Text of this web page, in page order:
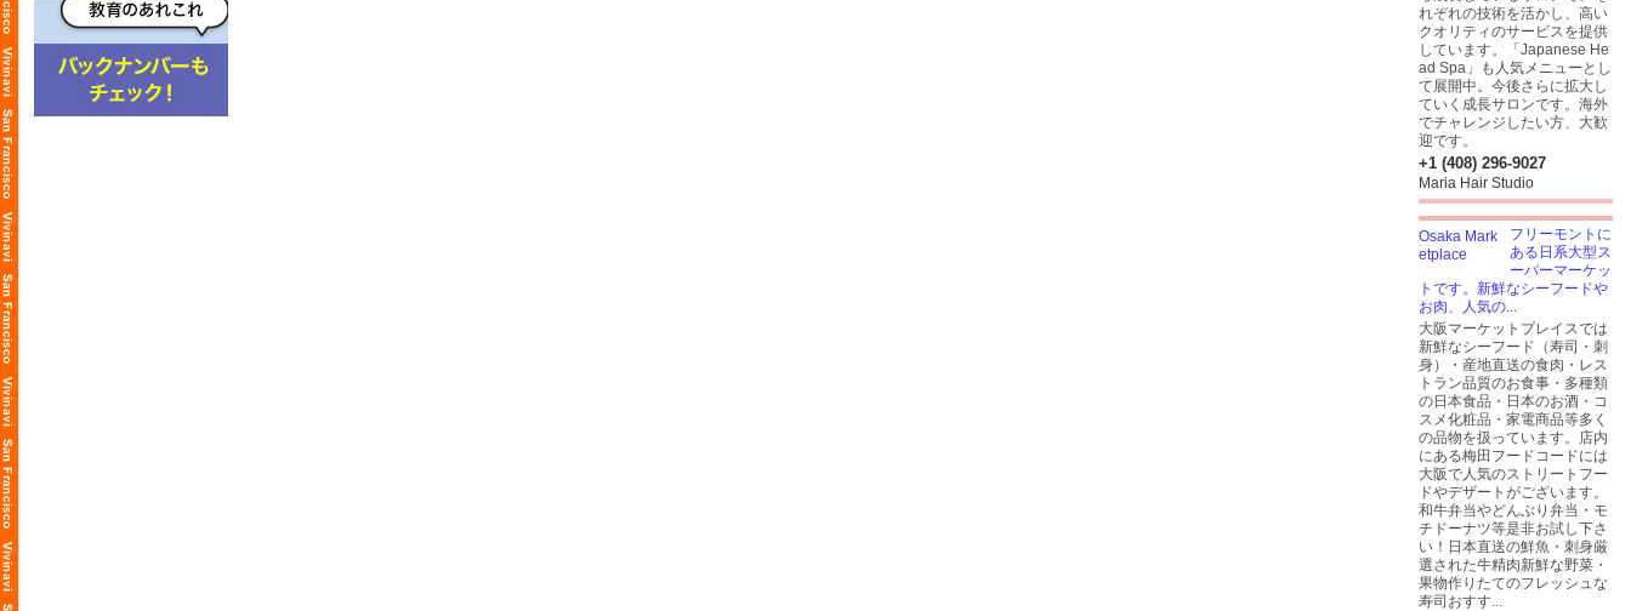
れぞれの技術を活かし、高い
クオリティのサービスを提供
しています。「Japanese He
ad Spa」も人気メニューとし
て展開中。今後さらに拡大し
ていく成長サロンです。海外
でチャレンジしたい方、大歓
迎です。
+1 (408) 296-9027
Maria Hair Studio
フリーモントに
ある日系大型ス
ーパーマーケッ
トです。新鮮なシーフードや
お肉、人気の...
大阪マーケットプレイスでは
新鮮なシーフード（寿司・刺
身）・産地直送の食肉・レス
トラン品質のお食事・多種類
の日本食品・日本のお酒・コ
スメ化粧品・家電商品等多く
の品物を扱っています。店内
にある梅田フードコードには
大阪で人気のストリートフー
ドやデザートがございます。
和牛弁当やどんぶり弁当・モ
チドーナツ等是非お試し下さ
い！日本直送の鮮魚・刺身厳
選された牛精肉新鮮な野菜・
果物作りたてのフレッシュな
寿司おすす...